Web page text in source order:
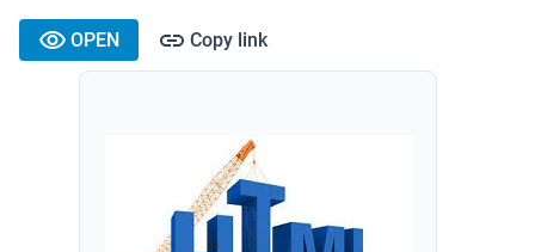
OPEN Copy link